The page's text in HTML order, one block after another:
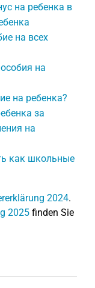
на ребенка в
на всех
на
на ребенка?
за
на
как школьные
2024.
2025 finden Sie